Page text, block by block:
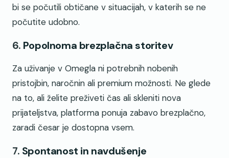
bi se počutili obtičane v situacijah, v katerih se ne
počutite udobno.
6. Popolnoma brezplačna storitev
Za uživanje v Omegla ni potrebnih nobenih
pristojbin, naročnin ali premium možnosti. Ne glede
na to, ali želite preživeti čas ali skleniti nova
prijateljstva, platforma ponuja zabavo brezplačno,
zaradi česar je dostopna vsem.
7. Spontanost in navdušenje